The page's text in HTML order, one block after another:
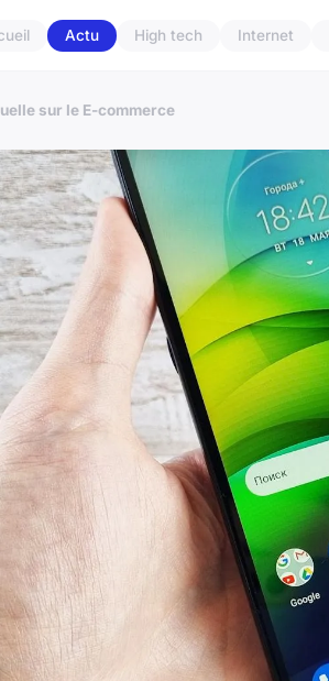
Actu High tech Internet
sur le E-commerce